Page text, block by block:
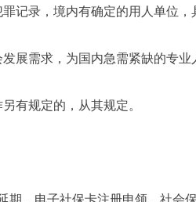
记录，境内有确定的用人单位
展需求，为国内急需紧缺的专业
有规定的，从其规定。
期、电子社保卡注册申领、社会